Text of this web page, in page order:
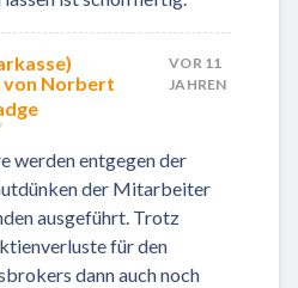
von Norbert
VOR 11
JAHREN
werden entgegen der
der Mitarbeiter
ausgeführt. Trotz
für den
dann auch noch